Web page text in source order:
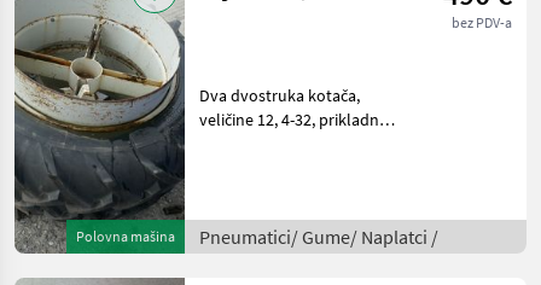
Polovna mašina
bez PDV-a
Dva dvostruka kotača,
veličine 12, 4-32, prikladna
(kuke na strani traktora
moraju se izraditi
Pneumatici/ Gume/ Naplatci /